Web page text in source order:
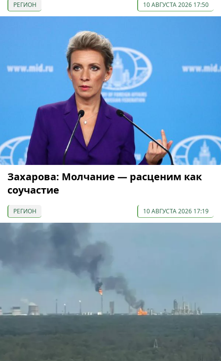
РЕГИОН 10 АВГУСТА 2026 17:50
Захарова: Молчание — расценим как
соучастие
РЕГИОН 10 АВГУСТА 2026 17:19